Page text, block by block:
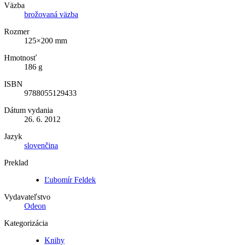
Väzba
brožovaná väzba
Rozmer
125×200 mm
Hmotnosť
186 g
ISBN
9788055129433
Dátum vydania
26. 6. 2012
Jazyk
slovenčina
Preklad
Ľubomír Feldek
Vydavateľstvo
Odeon
Kategorizácia
Knihy